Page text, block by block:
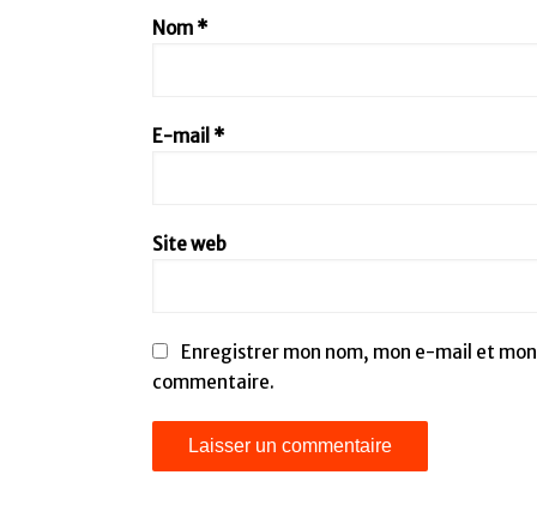
Nom *
E-mail *
Site web
Enregistrer mon nom, mon e-mail et
commentaire.